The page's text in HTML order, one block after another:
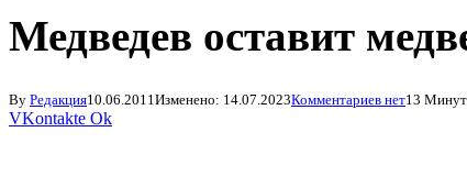
Медведев оставит
By Редакция10.06.2011Изменено: 14.07.2023Комментариев нет13
VKontakte Ok